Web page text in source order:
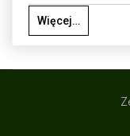
Więcej…